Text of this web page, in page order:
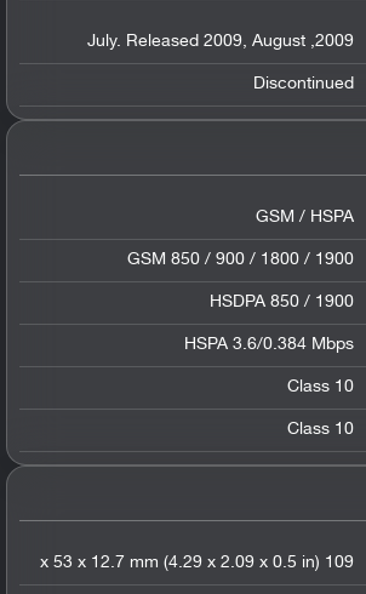
2009, July. Released 2009, August
Discontinued
GSM / HSPA
GSM 850 / 900 / 1800 / 1900
HSDPA 850 / 1900
HSPA 3.6/0.384 Mbps
Class 10
Class 10
109 x 53 x 12.7 mm (4.29 x 2.09 x 0.5 in)